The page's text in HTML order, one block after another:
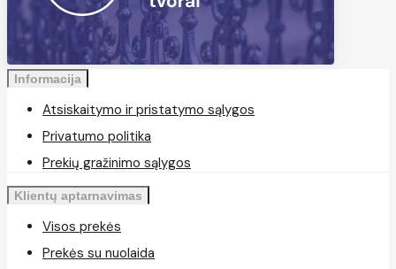
Informacija
Atsiskaitymo ir pristatymo sąlygos
Privatumo politika
Prekių gražinimo sąlygos
Klientų aptarnavimas
Visos prekės
Prekės su nuolaida